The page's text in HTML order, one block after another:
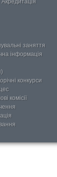
заняття
інформація
конкурси
комісії